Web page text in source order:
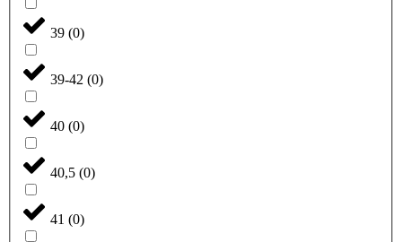
39 (0)
39-42 (0)
40 (0)
40,5 (0)
41 (0)